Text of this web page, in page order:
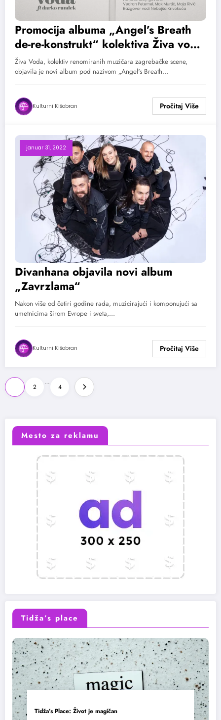
Promocija albuma „Angel’s Breath
de-re-konstrukt“ kolektiva Živa voda
u Metropolisu
Živa Voda, kolektiv renomiranih muzičara zagrebačke scene,
objavila je novi album pod nazivom „Angel's Breath…
Kulturni Kišobran
januar 31, 2022
Divanhana objavila novi album
„Zavrzlama“
Nakon više od četiri godine rada, muzicirajući i komponujući sa
umetnicima širom Evrope i sveta,…
Kulturni Kišobran
Paginacija
članaka
2
…
4
Mesto za reklamu
Tidža’s place
Tidža’s Place: Život je magičan